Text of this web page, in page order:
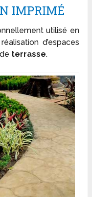
IMPRIMÉ
utilisé en
d’espaces
terrasse.